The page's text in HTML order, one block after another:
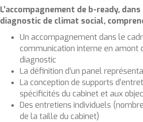
L’accompagnement de b-ready, dans
diagnostic de climat social,
Un accompagnement dans le
communication interne en amont
diagnostic
La définition d’un panel
La conception de supports
spécificités du cabinet et aux
Des entretiens individuels
de la taille du cabinet)